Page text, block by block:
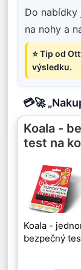
Do nabídky
na nohy a
⭐ Tip od
výsledku.
💳🚀
Koala -
test na
Koala -
bezpečný